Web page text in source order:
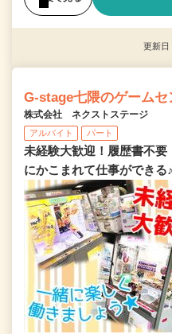
更新
G-stage七隈のゲームセ
株式会社 ネクストステージ
アルバイト パート
未経験大歓迎！履歴書不
にかこまれて仕事ができる♪